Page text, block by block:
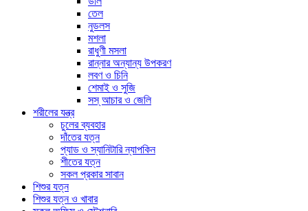
তেল
নুডলস
মশলা
রাধুণী মসলা
রান্নার অন্যান্য উপকরণ
লবণ ও চিনি
শেমাই ও সুজি
সস্ আচার ও জেলি
শরীলের যন্ত্র
চুলের ব্যবহার
দাঁতের যত্ন
প্যাড ও স্যানিটারি ন্যাপকিন
শীতের যত্ন
সকল প্রকার সাবান
শিশুর যত্ন
শিশুর যত্ন ও খাবার